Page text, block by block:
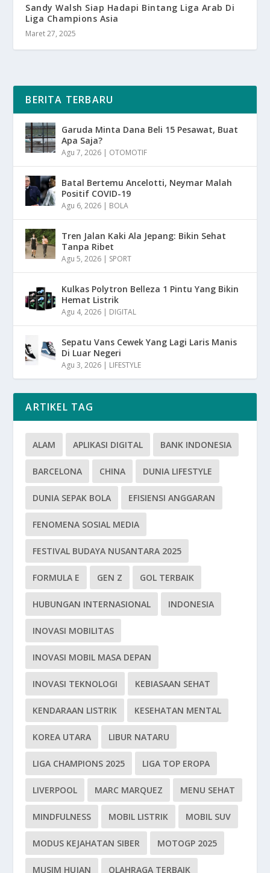
Sandy Walsh Siap Hadapi Bintang Liga Arab Di
Liga Champions Asia
Maret 27, 2025
BERITA TERBARU
Garuda Minta Dana Beli 15 Pesawat, Buat
Apa Saja?
Agu 7, 2026 | OTOMOTIF
Batal Bertemu Ancelotti, Neymar Malah
Positif COVID-19
Agu 6, 2026 | BOLA
Tren Jalan Kaki Ala Jepang: Bikin Sehat
Tanpa Ribet
Agu 5, 2026 | SPORT
Kulkas Polytron Belleza 1 Pintu Yang Bikin
Hemat Listrik
Agu 4, 2026 | DIGITAL
Sepatu Vans Cewek Yang Lagi Laris Manis
Di Luar Negeri
Agu 3, 2026 | LIFESTYLE
ARTIKEL TAG
ALAM APLIKASI DIGITAL BANK INDONESIA
BARCELONA CHINA DUNIA LIFESTYLE
DUNIA SEPAK BOLA EFISIENSI ANGGARAN
FENOMENA SOSIAL MEDIA
FESTIVAL BUDAYA NUSANTARA 2025
FORMULA E GEN Z GOL TERBAIK
HUBUNGAN INTERNASIONAL INDONESIA
INOVASI MOBILITAS
INOVASI MOBIL MASA DEPAN
INOVASI TEKNOLOGI KEBIASAAN SEHAT
KENDARAAN LISTRIK KESEHATAN MENTAL
KOREA UTARA LIBUR NATARU
LIGA CHAMPIONS 2025 LIGA TOP EROPA
LIVERPOOL MARC MARQUEZ MENU SEHAT
MINDFULNESS MOBIL LISTRIK MOBIL SUV
MODUS KEJAHATAN SIBER MOTOGP 2025
MUSIM HUJAN OLAHRAGA TERBAIK